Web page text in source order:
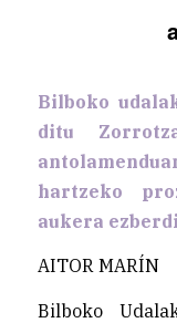
Bilboko
ditu
hartzeko
aukera
AITOR MARÍN
Bilboko